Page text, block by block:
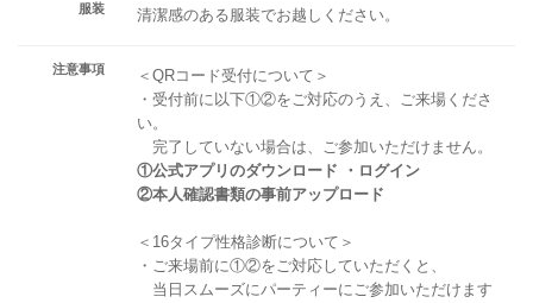
服装 清潔感のある服装でお越しください。
注意事項
＜QRコード受付について＞
・受付前に以下①②をご対応のうえ、ご来場くださ
い。
完了していない場合は、ご参加いただけません。
①公式アプリのダウンロード ・ログイン
②本人確認書類の事前アップロード
＜16タイプ性格診断について＞
・ご来場前に①②をご対応していただくと、
当日スムーズにパーティーにご参加いただけます